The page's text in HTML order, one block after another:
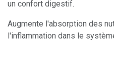
un confort digestif.
Augmente l'absorption des
l'inflammation dans le